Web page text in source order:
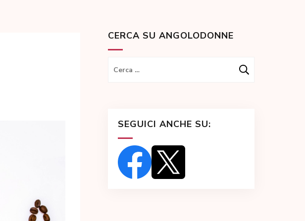
CERCA SU ANGOLODONNE
Ricerca
SEGUICI ANCHE SU: